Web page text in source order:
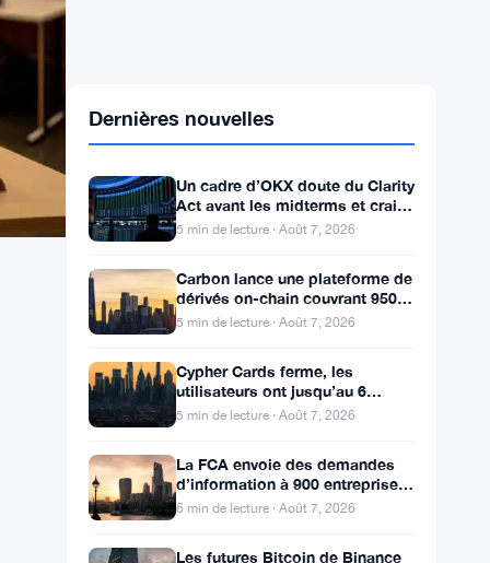
Un cadre d’OKX doute du Clarity
une chute du Bitcoin à 55 000 $
5 min de lecture · Août 7, 2026
Carbon lance une plateforme de
marchés en TradFi et crypto
5 min de lecture · Août 7, 2026